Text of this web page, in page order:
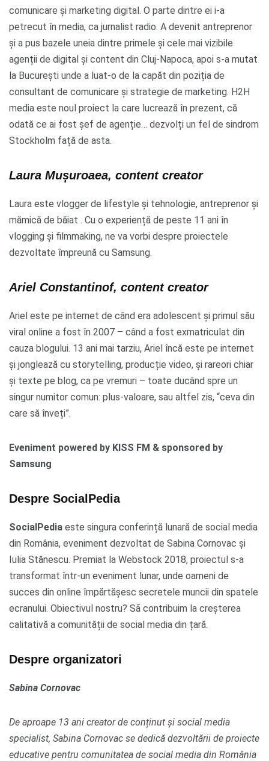
comunicare și marketing digital. O parte dintre ei i-a
petrecut în media, ca jurnalist radio. A devenit antreprenor
și a pus bazele uneia dintre primele și cele mai vizibile
agenții de digital și content din Cluj-Napoca, apoi s-a mutat
la București unde a luat-o de la capăt din poziția de
consultant de comunicare și strategie de marketing. H2H
media este noul proiect la care lucrează în prezent, că
odată ce ai fost șef de agenție… dezvolți un fel de sindrom
Stockholm față de asta.
Laura Mușuroaea, content creator
Laura este vlogger de lifestyle și tehnologie, antreprenor și
mămică de băiat . Cu o experiență de peste 11 ani în
vlogging și filmmaking, ne va vorbi despre proiectele
dezvoltate împreună cu Samsung.
Ariel Constantinof, content creator
Ariel este pe internet de când era adolescent și primul său
viral online a fost în 2007 – când a fost exmatriculat din
cauza blogului. 13 ani mai tarziu, Ariel încă este pe internet
și jonglează cu storytelling, producție video, și rareori chiar
și texte pe blog, ca pe vremuri – toate ducând spre un
singur numitor comun: plus-valoare, sau altfel zis, “ceva din
care să înveți”.
Eveniment powered by KISS FM & sponsored by
Samsung
Despre SocialPedia
SocialPedia este singura conferință lunară de social media
din România, eveniment dezvoltat de Sabina Cornovac și
Iulia Stănescu. Premiat la Webstock 2018, proiectul s-a
transformat într-un eveniment lunar, unde oameni de
succes din online împărtășesc secretele muncii din spatele
ecranului. Obiectivul nostru? Sã contribuim la creșterea
calitativă a comunității de social media din țară.
Despre organizatori
Sabina Cornovac
De aproape 13 ani creator de conținut și social media
specialist, Sabina Cornovac se dedică dezvoltării de proiecte
educative pentru comunitatea de social media din România